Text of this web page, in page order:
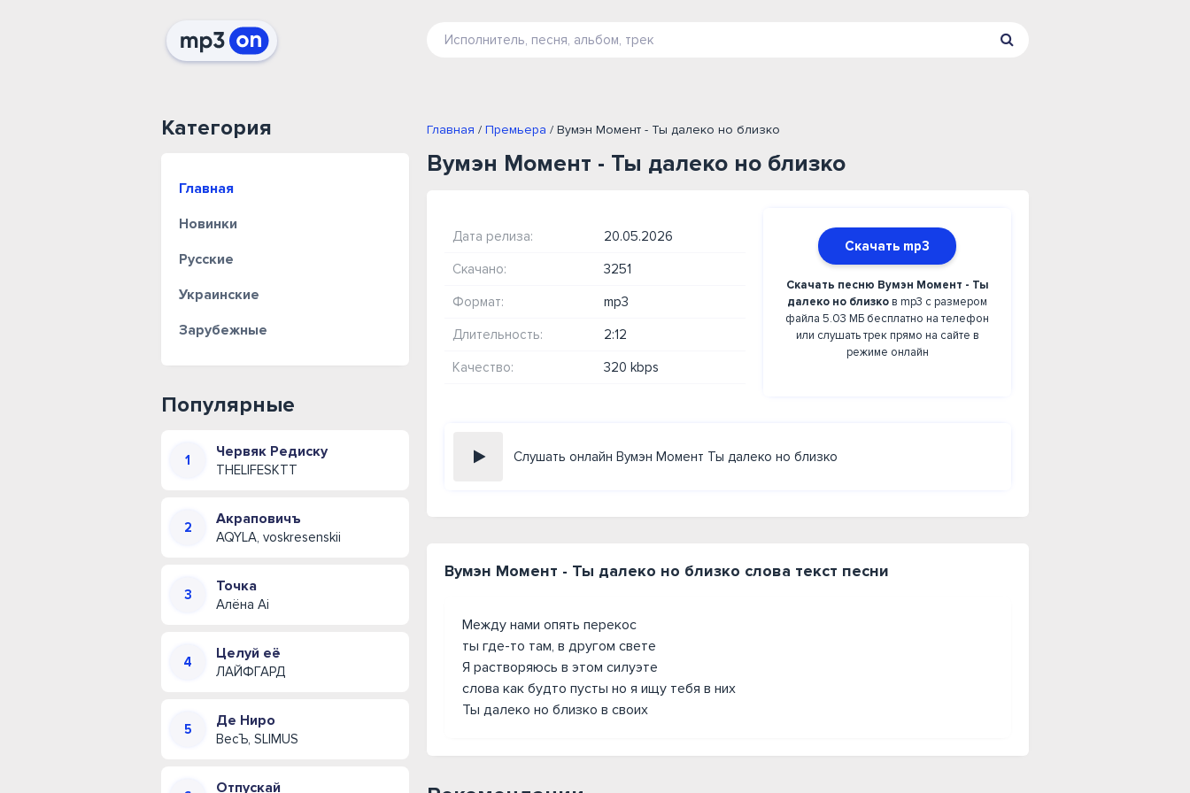
Категория
Главная
Новинки
Русские
Украинские
Зарубежные
Популярные
Червяк Редиску
THELIFESKTT
Акраповичъ
AQYLA, voskresenskii
Точка
Алёна Ai
Целуй её
ЛАЙФГАРД
Де Ниро
ВесЪ, SLIMUS
Отпускай
Главная / Премьера / Вумэн Момент - Ты далеко но близко
Вумэн Момент - Ты далеко но близко
Дата релиза: 20.05.2026
Скачано: 3251
Формат: mp3
Длительность: 2:12
Качество: 320 kbps
Скачать mp3
Скачать песню Вумэн Момент - Ты
далеко но близко в mp3 с размером
файла 5.03 МБ бесплатно на телефон
или слушать трек прямо на сайте в
режиме онлайн
Слушать онлайн Вумэн Момент Ты далеко но близко
Вумэн Момент - Ты далеко но близко слова текст песни
Между нами опять перекос
ты где-то там, в другом свете
Я растворяюсь в этом силуэте
слова как будто пусты но я ищу тебя в них
Ты далеко но близко в своих